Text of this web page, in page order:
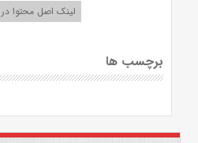
لینک اصل محتوا در
برچسب ها